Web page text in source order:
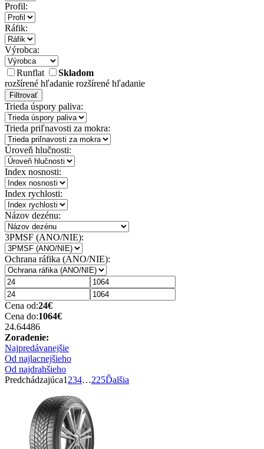
Profil:
Ráfik:
Výrobca:
Runflat
Skladom
rozšírené hľadanie rozšírené hľadanie
Filtrovať
Trieda úspory paliva:
Trieda priľnavosti za mokra:
Úroveň hlučnosti:
Index nosnosti:
Index rychlosti:
Názov dezénu:
3PMSF (ANO/NIE):
Ochrana ráfika (ANO/NIE):
Cena od:24€
Cena do:1064€
24.64486
Zoradenie:
Najpredávanejšie
Od najlacnejšieho
Od najdrahšieho
Predchádzajúca1 234…225Ďalšia